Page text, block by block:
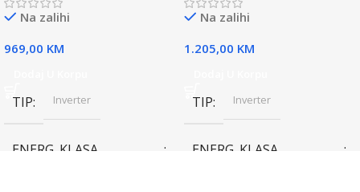
Na zalihi
969,00 KM
TIP Inverter
ENERG. KLASA
Na zalihi
1.205,00 KM
TIP Inverter
ENERG. KLASA